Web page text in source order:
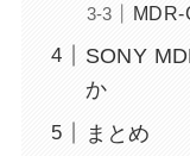
MDR-
SONY
か
まとめ